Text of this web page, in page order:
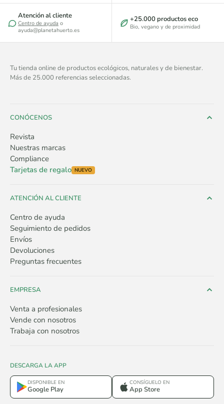
Atención al cliente
Centro de ayuda o
ayuda@planetahuerto.es
+25.000 productos eco
Bio, vegano y de proximidad
Tu tienda online de productos ecológicos, naturales y de bienestar.
Más de 25.000 referencias seleccionadas.
CONÓCENOS
Revista
Nuestras marcas
Compliance
Tarjetas de regalo NUEVO
ATENCIÓN AL CLIENTE
Centro de ayuda
Seguimiento de pedidos
Envíos
Devoluciones
Preguntas frecuentes
EMPRESA
Venta a profesionales
Vende con nosotros
Trabaja con nosotros
DESCARGA LA APP
DISPONIBLE EN
Google Play
CONSÍGUELO EN
App Store